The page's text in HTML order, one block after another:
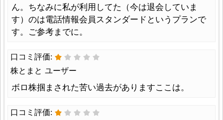
ん。ちなみに私が利用してた（今は退会していま
す）のは電話情報会員スタンダードというプランで
す。ご参考までに。
口コミ評価:
株とまと ユーザー
ボロ株掴まされた苦い過去がありますここは。
口コミ評価: